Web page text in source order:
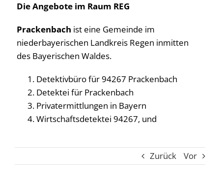
Die Angebote im Raum REG
Prackenbach ist eine Gemeinde im
niederbayerischen Landkreis Regen inmitten
des Bayerischen Waldes.
Detektivbüro für 94267 Prackenbach
Detektei für Prackenbach
Privatermittlungen in Bayern
Wirtschaftsdetektei 94267, und
Zurück Vor